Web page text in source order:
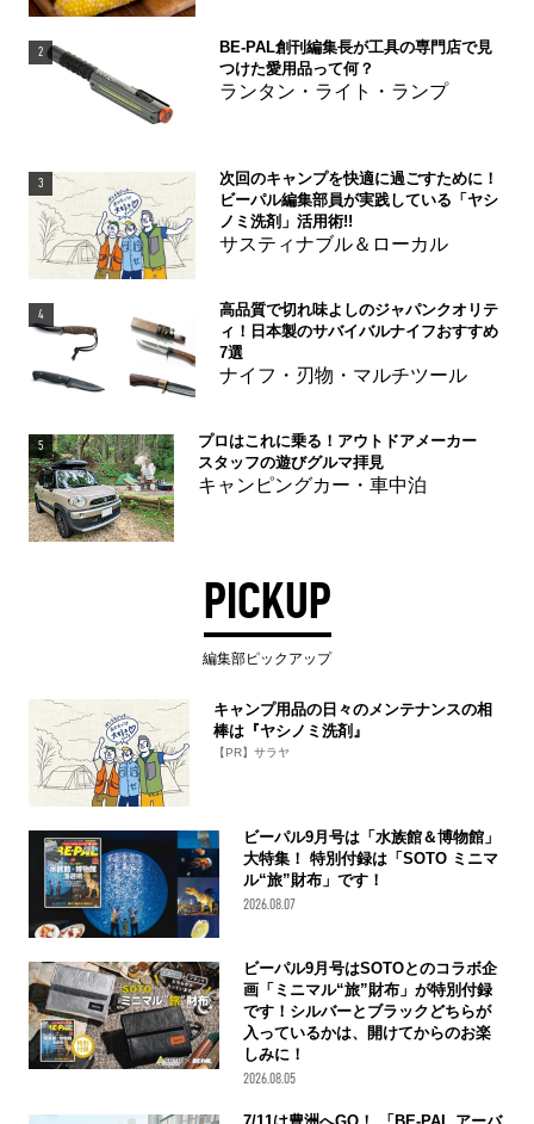
2
BE-PAL創刊編集長が工具の専門店で見
つけた愛用品って何？
ランタン・ライト・ランプ
3
次回のキャンプを快適に過ごすために！
ビーパル編集部員が実践している「ヤシ
ノミ洗剤」活用術!!
サスティナブル＆ローカル
4
高品質で切れ味よしのジャパンクオリテ
ィ！日本製のサバイバルナイフおすすめ
7選
ナイフ・刃物・マルチツール
5
プロはこれに乗る！アウトドアメーカー
スタッフの遊びグルマ拝見
キャンピングカー・車中泊
PICKUP
編集部ピックアップ
キャンプ用品の日々のメンテナンスの相
棒は『ヤシノミ洗剤』
【PR】サラヤ
ビーパル9月号は「水族館＆博物館」
大特集！ 特別付録は「SOTO ミニマ
ル“旅”財布」です！
2026.08.07
ビーパル9月号はSOTOとのコラボ企
画「ミニマル“旅”財布」が特別付録
です！シルバーとブラックどちらが
入っているかは、開けてからのお楽
しみに！
2026.08.05